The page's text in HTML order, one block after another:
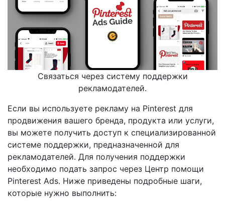
Связаться через систему поддержки
рекламодателей.
Если вы используете рекламу на Pinterest для
продвижения вашего бренда, продукта или услуги,
вы можете получить доступ к специализированной
системе поддержки, предназначенной для
рекламодателей. Для получения поддержки
необходимо подать запрос через Центр помощи
Pinterest Ads. Ниже приведены подробные шаги,
которые нужно выполнить: